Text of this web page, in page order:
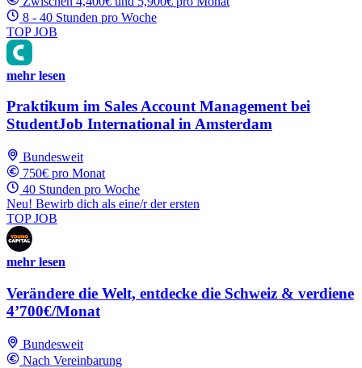
8 - 40 Stunden pro Woche
TOP JOB
mehr lesen
Praktikum im Sales Account Management bei
StudentJob International in Amsterdam
Bundesweit
750€ pro Monat
40 Stunden pro Woche
Neu! Bewirb dich als eine/r der ersten
TOP JOB
mehr lesen
Verändere die Welt, entdecke die Schweiz & verdiene
4’700€/Monat
Bundesweit
Nach Vereinbarung